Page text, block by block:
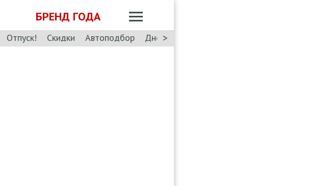
БРЕНД ГОДА
Отпуск! Скидки Автоподбор Дневник: Лада Искра
>